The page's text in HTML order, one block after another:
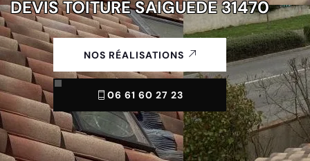
DEVIS TOITURE SAIGUEDE 31470
NOS RÉALISATIONS
06 61 60 27 23